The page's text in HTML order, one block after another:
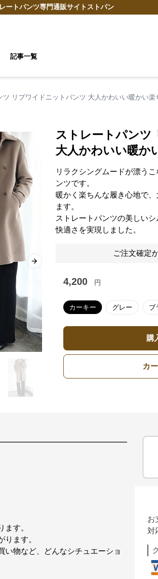
ートパンツ専門通販サイト ストパン
記事一覧
ツ リブワイドニットパンツ 大人かわいい暖かい楽
Next slide
ストレートパンツ
大人かわいい暖か
リラクシングムードが漂う
ンツです。
暖かく楽ちんな履き心地で
ます。
ストレートパンツの美しい
快適さを実現しました。
ご注文確定
4,200 円
カーキー グレー ブ
購
カ
す。
ります。
い物など、どんなシチュエーショ
お
対